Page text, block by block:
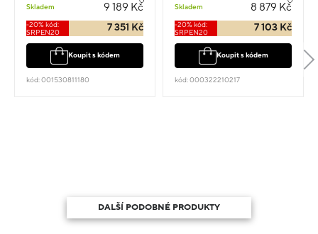
Skladem 9 189 Kč
-20% kód:
SRPEN20
7 351 Kč
Koupit s kódem
kód: 001530811180
Skladem 8 879 Kč
-20% kód:
SRPEN20
7 103 Kč
Koupit s kódem
kód: 000322210217
DALŠÍ PODOBNÉ PRODUKTY